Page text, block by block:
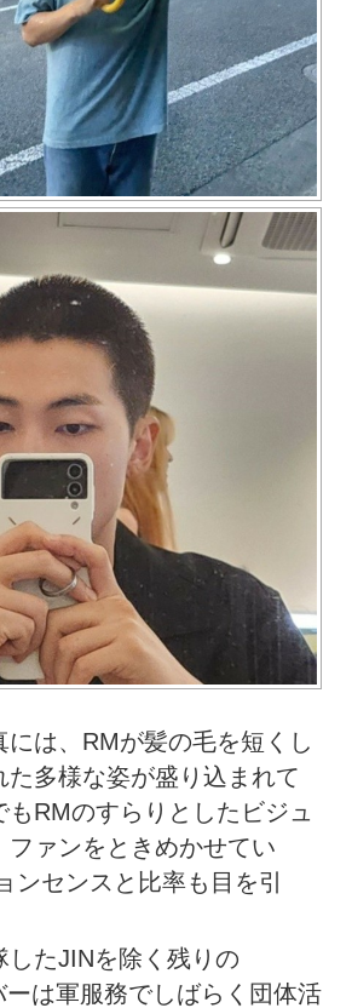
には、RMが髪の毛を短くし
た多様な姿が盛り込まれて
RMのすらりとしたビジュ
ファンをときめかせてい
ンセンスと比率も目を引
したJINを除く残りの
ーは軍服務でしばらく団体活